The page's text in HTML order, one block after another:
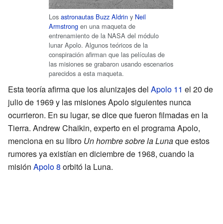
Los astronautas Buzz Aldrin y Neil
Armstrong en una maqueta de
entrenamiento de la NASA del módulo
lunar Apolo. Algunos teóricos de la
conspiración afirman que las películas de
las misiones se grabaron usando escenarios
parecidos a esta maqueta.
Esta teoría afirma que los alunizajes del Apolo 11 el 20 de
julio de 1969 y las misiones Apolo siguientes nunca
ocurrieron. En su lugar, se dice que fueron filmadas en la
Tierra. Andrew Chaikin, experto en el programa Apolo,
menciona en su libro Un hombre sobre la Lunaque estos
rumores ya existían en diciembre de 1968, cuando la
misión Apolo 8 orbitó la Luna.